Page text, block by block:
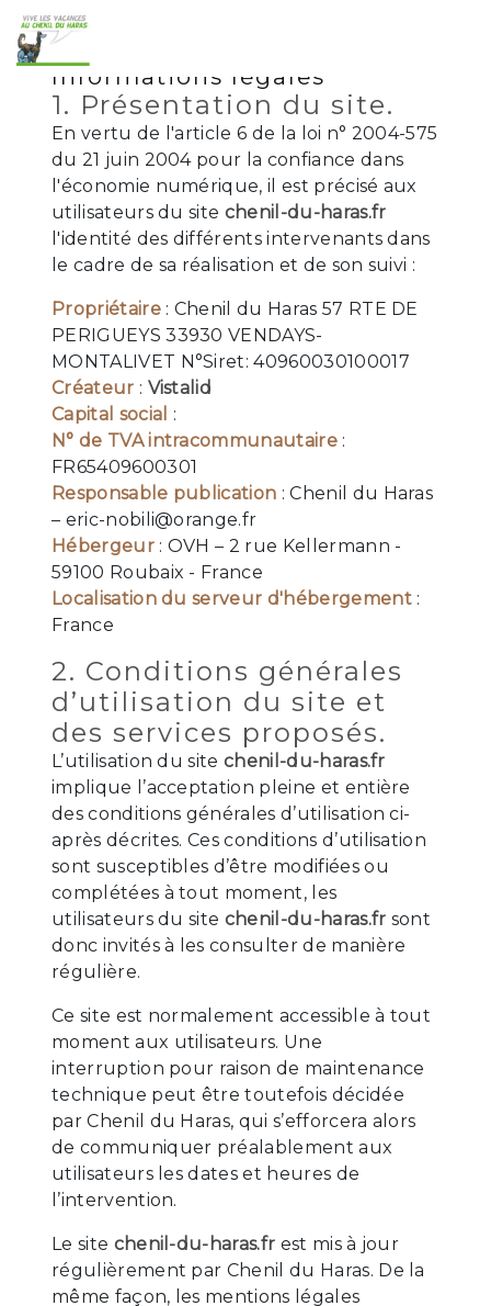
Mentions légales
Informations légales
1. Présentation du site.
En vertu de l'article 6 de la loi n° 2004-575
du 21 juin 2004 pour la confiance dans
l'économie numérique, il est précisé aux
utilisateurs du site chenil-du-haras.fr
l'identité des différents intervenants dans
le cadre de sa réalisation et de son suivi :
Propriétaire: Chenil du Haras 57 RTE DE
PERIGUEYS 33930 VENDAYS-
MONTALIVET N°Siret: 40960030100017
Créateur : Vistalid
Capital social :
N° de TVA intracommunautaire:
FR65409600301
Responsable publication : Chenil du Haras
– eric-nobili@orange.fr
Hébergeur: OVH – 2 rue Kellermann -
59100 Roubaix - France
Localisation du serveur d'hébergement:
France
2. Conditions générales
d’utilisation du site et
des services proposés.
L’utilisation du sitechenil-du-haras.fr
implique l’acceptation pleine et entière
des conditions générales d’utilisation ci-
après décrites. Ces conditions d’utilisation
sont susceptibles d’être modifiées ou
complétées à tout moment, les
utilisateurs du site chenil-du-haras.fr sont
donc invités à les consulter de manière
régulière.
Ce site est normalement accessible à tout
moment aux utilisateurs. Une
interruption pour raison de maintenance
technique peut être toutefois décidée
par Chenil du Haras, qui s’efforcera alors
de communiquer préalablement aux
utilisateurs les dates et heures de
l’intervention.
Le site chenil-du-haras.fr est mis à jour
régulièrement par Chenil du Haras. De la
même façon, les mentions légales